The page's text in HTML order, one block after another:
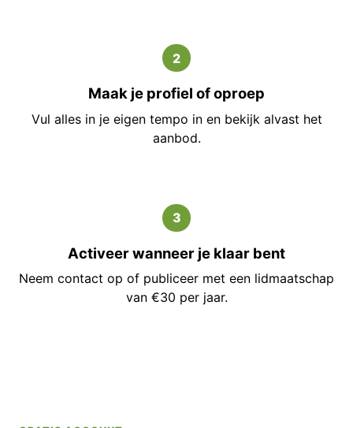
2
Maak je profiel of oproep
Vul alles in je eigen tempo in en bekijk alvast het
aanbod.
3
Activeer wanneer je klaar bent
Neem contact op of publiceer met een lidmaatschap
van €30 per jaar.